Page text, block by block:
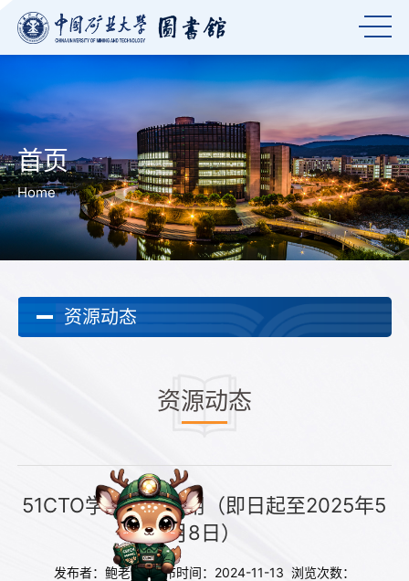
首页
Home
资源动态
资源动态
51CTO学堂开通试用（即日起至2025年5
月8日）
发布者：鲍老师 发布时间：2024-11-13 浏览次数：